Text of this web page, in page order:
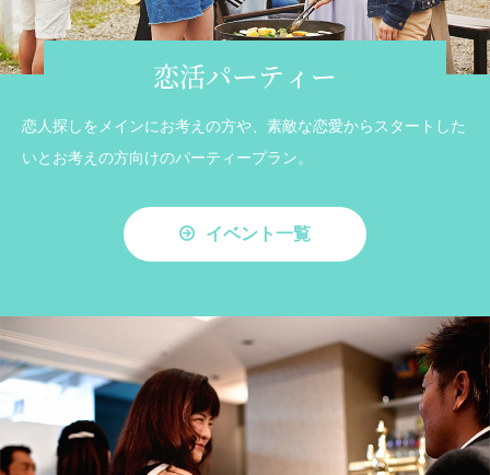
恋活パーティー
恋人探しをメインにお考えの方や、素敵な恋愛からスタートした
いとお考えの方向けのパーティープラン。
イベント一覧